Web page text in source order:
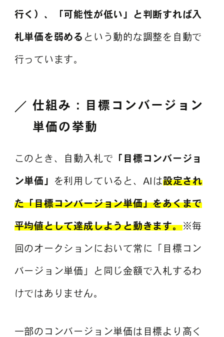
行く）、「可能性が低い」と判断すれば入
札単価を弱める という動的な調整を自動で
行っています。
仕組み：
目標コンバージョン
単価の挙動
このとき、自動入札で 「目標コンバージョ
ン単価」 を利用していると、AIは設定され
た「目標コンバージョン単価」をあくまで
平均値として達成しようと動きます。※毎
回のオークションにおいて常に「目標コン
バージョン単価」と同じ金額で入札するわ
けではありません。
一部のコンバージョン単価は目標より高く